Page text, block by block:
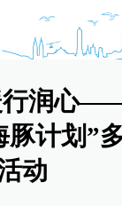
行润心
豚计划”
动